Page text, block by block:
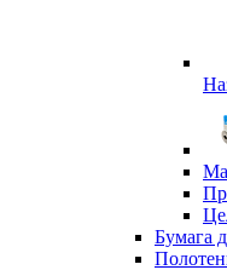
Бумага